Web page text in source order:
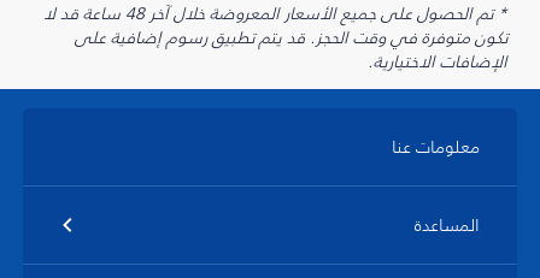
* تم الحصول على جميع الأسعار المعروضة خلال آخر 48 ساعة قد لا
تكون متوفرة في وقت الحجز. قد يتم تطبيق رسوم إضافية على
الإضافات الاختيارية.
معلومات عنا
المساعدة